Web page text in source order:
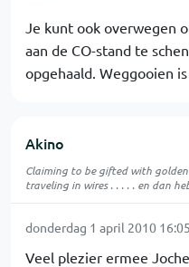
Je kunt ook overwegen
aan de CO-stand te
opgehaald. Weggooien
Akino
Claiming to be gifted with
traveling in wires . . . . . en dan
donderdag 1 april 2010
Veel plezier ermee